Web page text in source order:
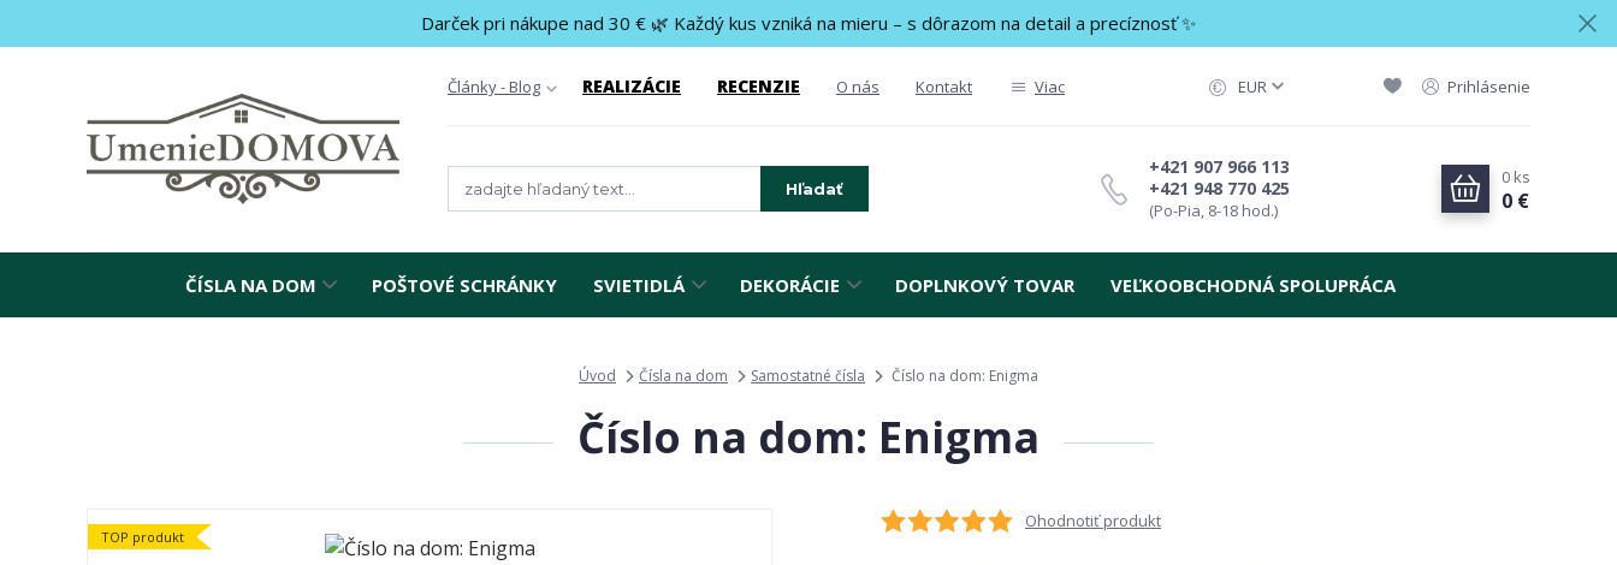
Darček pri nákupe nad 30 € 🌿 Každý kus vzniká na mieru – s dôrazom na detail a precíznosť ✨
Články - Blog REALIZÁCIE RECENZIE O nás Kontakt Viac EUR Prihlásenie
Hľadať +421 948 770 425
+421 907 966 113
(Po-Pia, 8-18 hod.)
0 ks
0 €
ČÍSLA NA DOM POŠTOVÉ SCHRÁNKY SVIETIDLÁ DEKORÁCIE DOPLNKOVÝ TOVAR VEĽKOOBCHODNÁ SPOLUPRÁCA
Úvod Čísla na dom Samostatné čísla Číslo na dom: Enigma
Číslo na dom: Enigma
TOP produkt
Ohodnotiť produkt